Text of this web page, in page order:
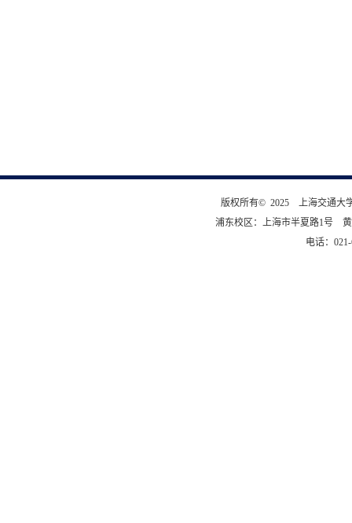
版权所有© 2025 上海交通大
浦东校区：上海市半夏路1号
电话：